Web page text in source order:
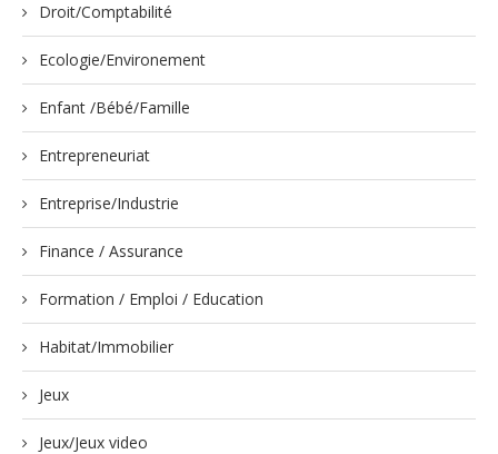
Droit/Comptabilité
Ecologie/Environement
Enfant /Bébé/Famille
Entrepreneuriat
Entreprise/Industrie
Finance / Assurance
Formation / Emploi / Education
Habitat/Immobilier
Jeux
Jeux/Jeux video